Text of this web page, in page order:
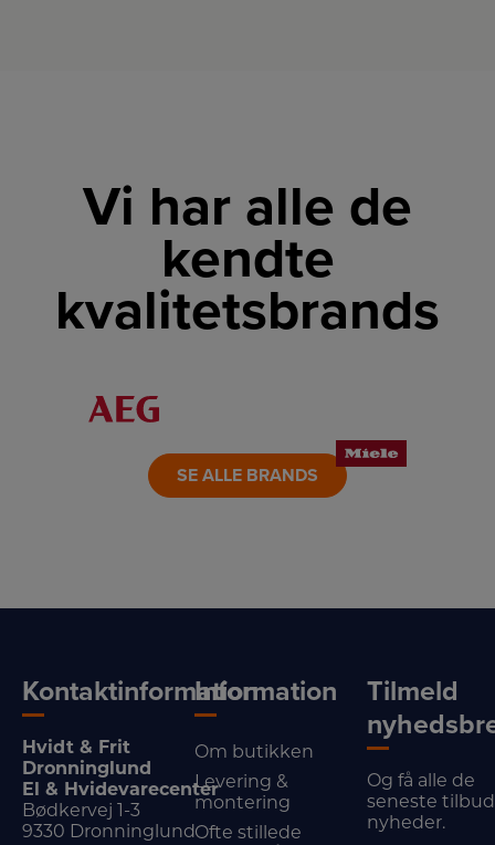
Vi har alle de
kendte
kvalitetsbrands
LINK
SE ALLE BRANDS
Kontaktinformation
Hvidt & Frit
Dronninglund
El & Hvidevarecenter
Bødkervej 1-3
9330 Dronninglund
Information
Om butikken
Levering &
montering
Ofte stillede
Tilmeld
Og få alle de
seneste
nyheder.